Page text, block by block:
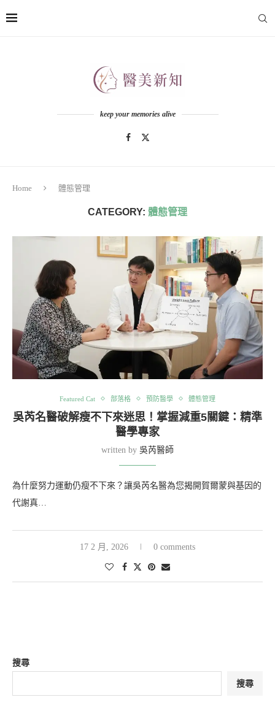
keep your memories alive
Home 體態管理
CATEGORY: 體態管理
Featured Cat 部落格 預防醫學 體態管理
吳芮名醫破解瘦不下來迷思！掌握減重5關鍵：精準
醫學專家
written by 吳芮醫師
為什麼努力運動仍瘦不下來？讓吳芮名醫為您揭開賀爾蒙與基因的
代謝真…
17 2 月, 2026 0 comments
搜尋
搜尋